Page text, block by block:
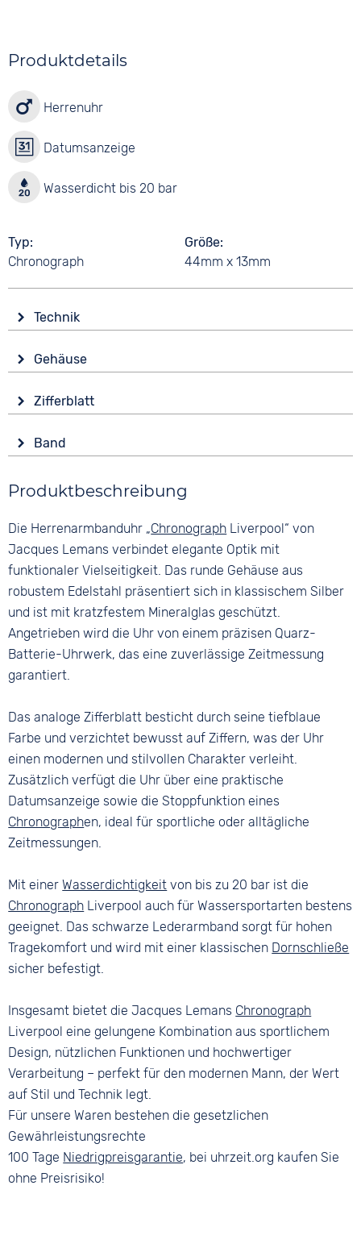
Produktdetails
Herrenuhr
Datumsanzeige
Wasserdicht bis 20 bar
Typ
Chronograph
Größe
44mm x 13mm
Technik
Batterie (Quarz)
Funktionen
Datumsanzeige
Wasserdicht
20 bar
Gehäuse
Mineralglas
Form
Rund
Material
Farbe
Silber
Zifferblatt
Analog
Blau
Ziffern
Keine
Band
Schwarz
Material
Bandschließe
Dornschließe
Produktbeschreibung
Die Herrenarmbanduhr „Chronograph Liverpool“ von
Jacques Lemans verbindet elegante Optik mit
funktionaler Vielseitigkeit. Das runde Gehäuse aus
robustem Edelstahl präsentiert sich in klassischem Silber
und ist mit kratzfestem Mineralglas geschützt.
Angetrieben wird die Uhr von einem präzisen Quarz-
Batterie-Uhrwerk, das eine zuverlässige Zeitmessung
garantiert.
Das analoge Zifferblatt besticht durch seine tiefblaue
Farbe und verzichtet bewusst auf Ziffern, was der Uhr
einen modernen und stilvollen Charakter verleiht.
Zusätzlich verfügt die Uhr über eine praktische
Datumsanzeige sowie die Stoppfunktion eines
Chronographen, ideal für sportliche oder alltägliche
Zeitmessungen.
Mit einerWasserdichtigkeit von bis zu 20 bar ist die
Chronograph Liverpool auch für Wassersportarten bestens
geeignet. Das schwarze Lederarmband sorgt für hohen
Tragekomfort und wird mit einer klassischen Dornschließe
sicher befestigt.
Insgesamt bietet die Jacques Lemans Chronograph
Liverpool eine gelungene Kombination aus sportlichem
Design, nützlichen Funktionen und hochwertiger
Verarbeitung – perfekt für den modernen Mann, der Wert
auf Stil und Technik legt.
Für unsere Waren bestehen die gesetzlichen
Gewährleistungsrechte
100 Tage Niedrigpreisgarantie, bei uhrzeit.org kaufen Sie
ohne Preisrisiko!